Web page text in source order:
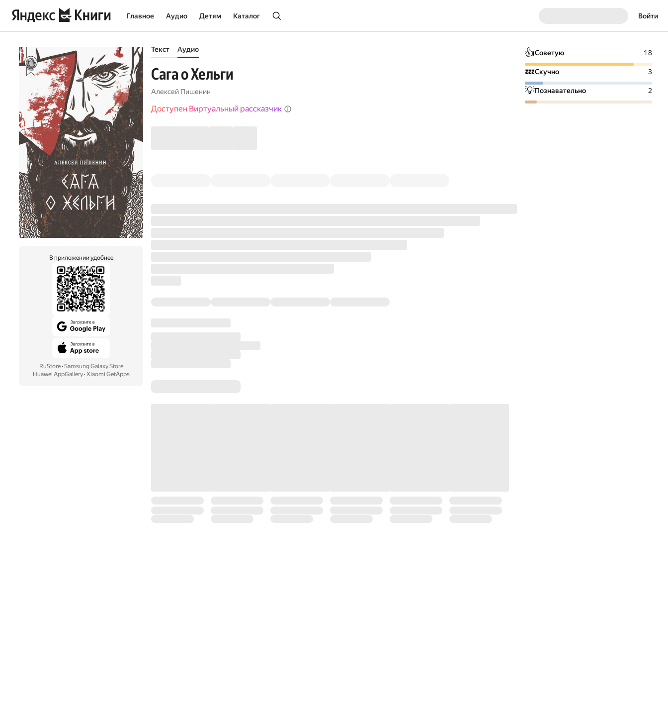
Главное Аудио Детям Каталог Войти
В приложении удобнее
RuStore· Samsung Galaxy Store
Huawei AppGallery· Xiaomi GetApps
Текст Аудио
Сага о Хельги
Алексей Пишенин
Доступен Виртуальный рассказчик
👍Советую 18
💤Скучно 3
💡Познавательно 2